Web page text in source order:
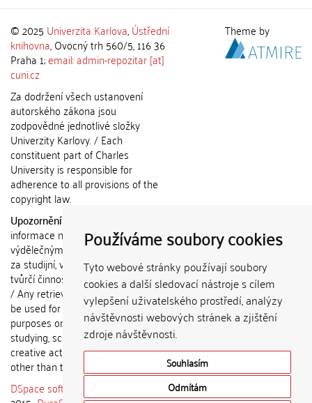
Používáme soubory cookies
Tyto webové stránky používají soubory
cookies a další sledovací nástroje s cílem
vylepšení uživatelského prostředí, analýzy
návštěvnosti webových stránek a zjištění
zdroje návštěvnosti.
Souhlasím
Odmítám
© 2025 Univerzita Karlova,Ústřední
knihovna, Ovocný trh 560/5, 116 36
Praha 1;email: admin-repozitar [at]
cuni.cz
Za dodržení všech ustanovení
autorského zákona jsou
zodpovědné jednotlivé složky
Univerzity Karlovy. / Each
constituent part of Charles
University is responsible for
adherence to all provisions of the
copyright law.
Upozornění / Notice:
informace nemohou být použity k
výdělečným účelům nebo vydávány
za studijní, vědeckou nebo jinou
tvůrčí činnost jiné osoby než autora.
/ Any retrieved information shall not
be used for any commercial
purposes or claimed as results of
studying, scientific or any other
creative activities of any person
other than the author.
DSpace software
copyright © 2002-
Theme by